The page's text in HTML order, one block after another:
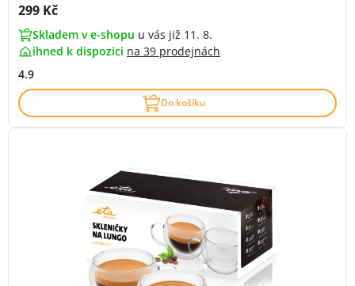
Cena s DPH:
299 Kč
Skladem v e-shopu u vás již 11. 8.
ihned k dispozici na 39 prodejnách
4.9
Do košíku